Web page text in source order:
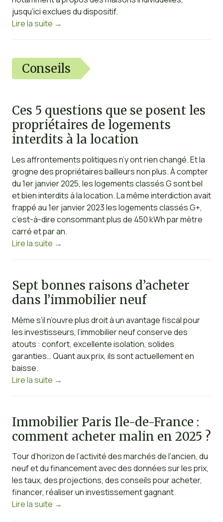
jusqu’ici exclues du dispositif.
Lire la suite →
Conseils
Ces 5 questions que se posent les
propriétaires de logements
interdits à la location
Les affrontements politiques n’y ont rien changé. Et la
grogne des propriétaires bailleurs non plus. À compter
du 1er janvier 2025, les logements classés G sont bel
et bien interdits à la location. La même interdiction avait
frappé au 1er janvier 2023 les logements classés G+,
c’est-à-dire consommant plus de 450 kWh par mètre
carré et par an.
Lire la suite →
Sept bonnes raisons d’acheter
dans l’immobilier neuf
Même s’il n’ouvre plus droit à un avantage fiscal pour
les investisseurs, l’immobilier neuf conserve des
atouts : confort, excellente isolation, solides
garanties… Quant aux prix, ils sont actuellement en
baisse.
Lire la suite →
Immobilier Paris Ile-de-France :
comment acheter malin en 2025 ?
Tour d’horizon de l’activité des marchés de l’ancien, du
neuf et du financement avec des données sur les prix,
les taux, des projections, des conseils pour acheter,
financer, réaliser un investissement gagnant.
Lire la suite →